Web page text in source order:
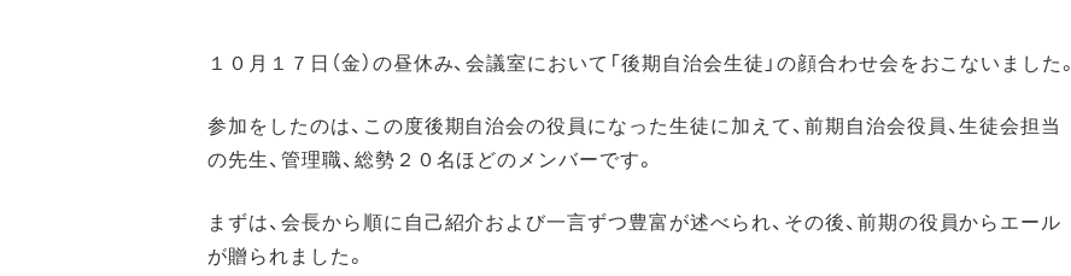
１０月１７日（金）の昼休み、会議室において「後期自治会生徒」の顔合わせ会をおこないました。
参加をしたのは、この度後期自治会の役員になった生徒に加えて、前期自治会役員、生徒会担当
の先生、管理職、総勢２０名ほどのメンバーです。
まずは、会長から順に自己紹介および一言ずつ豊富が述べられ、その後、前期の役員からエール
が贈られました。